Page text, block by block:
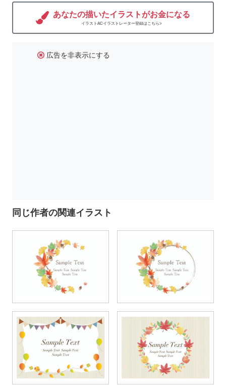
あなたの描いたイラストがお金になる
イラストACイラストレーター登録はこちら>
広告を非表示にする
同じ作者の関連イラスト